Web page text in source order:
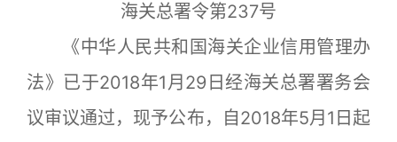
海关总署令第237号
《中华人民共和国海关企业信用管理办
法》已于2018年1月29日经海关总署署务会
议审议通过，现予公布，自2018年5月1日起